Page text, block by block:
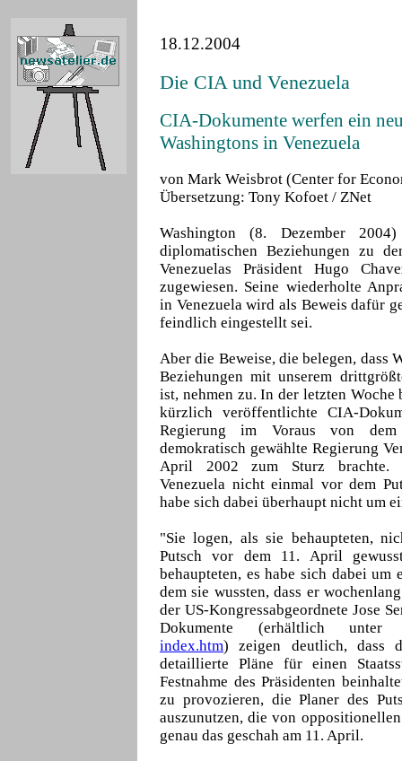
18.12.2004
Die CIA und Venezuela
CIA-Dokumente werfen ein
Washingtons in Venezuela
von Mark Weisbrot (Center for
Übersetzung: Tony Kofoet / ZNet
Washington (8. Dezember
diplomatischen Beziehungen zu
Venezuelas Präsident Hugo
zugewiesen. Seine wiederholte
in Venezuela wird als Beweis dafür
feindlich eingestellt sei.
Aber die Beweise, die belegen, dass
Beziehungen mit unserem
ist, nehmen zu. In der letzten
kürzlich veröffentlichte CIA-
Regierung im Voraus von
demokratisch gewählte Regierung
April 2002 zum Sturz brachte.
Venezuela nicht einmal vor dem
habe sich dabei überhaupt nicht um
"Sie logen, als sie behaupteten,
Putsch vor dem 11. April
behaupteten, es habe sich dabei
dem sie wussten, dass er
der US-Kongressabgeordnete Jose
Dokumente (erhältlich
index.htm) zeigen deutlich, dass
detaillierte Pläne für einen
Festnahme des Präsidenten
zu provozieren, die Planer des
auszunutzen, die von
genau das geschah am 11. April.